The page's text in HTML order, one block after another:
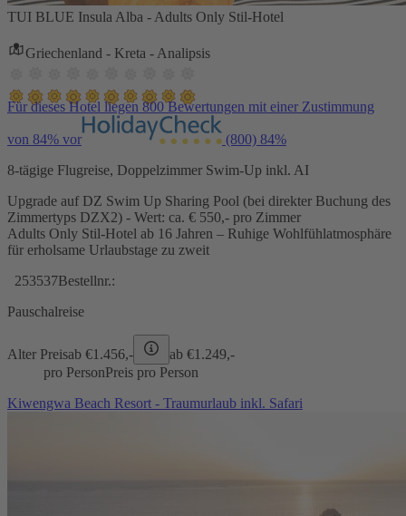
TUI BLUE Insula Alba - Adults Only Stil-Hotel
Griechenland - Kreta - Analipsis
Für dieses Hotel liegen 800 Bewertungen mit einer Zustimmung
von 84% vor (800) 84%
8-tägige Flugreise, Doppelzimmer Swim-Up inkl. AI
Upgrade auf DZ Swim Up Sharing Pool (bei direkter Buchung des
Zimmertyps DZX2) - Wert: ca. € 550,- pro Zimmer
Adults Only Stil-Hotel ab 16 Jahren – Ruhige Wohlfühlatmosphäre
für erholsame Urlaubstage zu zweit
253537Bestellnr.:
Pauschalreise
Alter Preisab €1.456,- ab €1.249,-
pro PersonPreis pro Person
Kiwengwa Beach Resort - Traumurlaub inkl. Safari